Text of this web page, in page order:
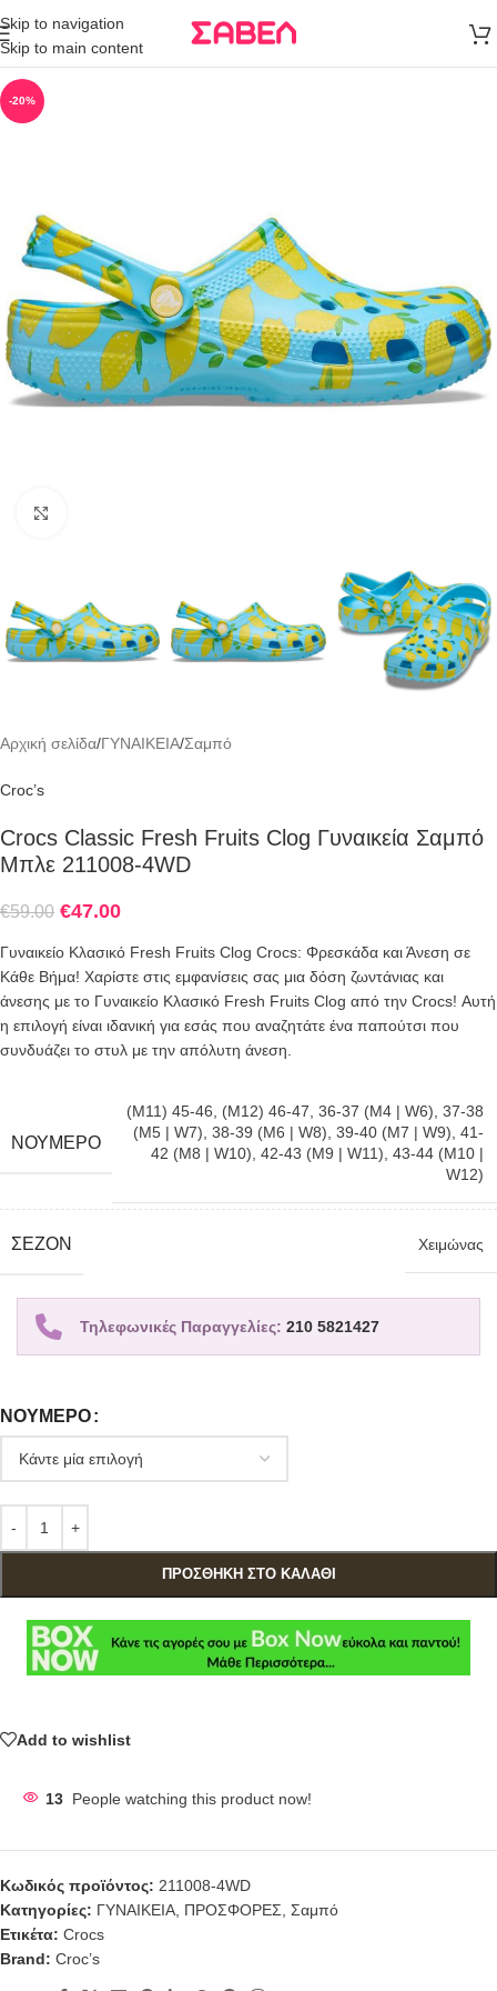
Skip to navigation
Skip to main content
άνω των 80€
Παραγγελία
-20%
Αρχική σελίδα/ΓΥΝΑΙΚΕΙΑ/Σαμπό
Croc’s
Crocs Classic Fresh Fruits Clog Γυναικεία Σαμπό
Μπλε 211008-4WD
€59.00 €47.00
Γυναικείο Κλασικό Fresh Fruits Clog Crocs: Φρεσκάδα και Άνεση σε
Κάθε Βήμα! Χαρίστε στις εμφανίσεις σας μια δόση ζωντάνιας και
άνεσης με το Γυναικείο Κλασικό Fresh Fruits Clog από την Crocs! Αυτή
η επιλογή είναι ιδανική για εσάς που αναζητάτε ένα παπούτσι που
συνδυάζει το στυλ με την απόλυτη άνεση.
ΝΟΎΜΕΡΟ
(M11) 45-46, (M12) 46-47, 36-37 (M4 | W6), 37-38
(M5 | W7), 38-39 (M6 | W8), 39-40 (M7 | W9), 41-
42 (M8 | W10), 42-43 (M9 | W11), 43-44 (M10 |
W12)
ΣΕΖΌΝ Χειμώνας
Τηλεφωνικές Παραγγελίες: 210 5821427
ΝΟΎΜΕΡΟ
ΠΡΟΣΘΉΚΗ ΣΤΟ ΚΑΛΆΘΙ
Add to wishlist
13 People watching this product now!
Κωδικός προϊόντος: 211008-4WD
Κατηγορίες: ΓΥΝΑΙΚΕΙΑ ΠΡΟΣΦΟΡΕΣ Σαμπό
Ετικέτα: Crocs
Brand: Croc’s